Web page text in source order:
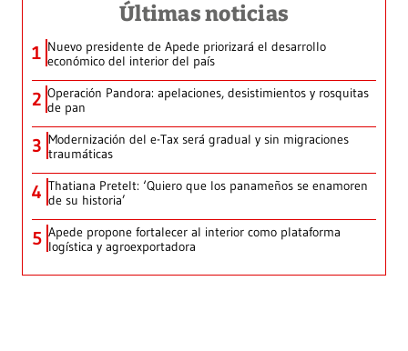
Últimas noticias
1 Nuevo presidente de Apede priorizará el desarrollo
económico del interior del país
2 Operación Pandora: apelaciones, desistimientos y rosquitas
de pan
3 Modernización del e-Tax será gradual y sin migraciones
traumáticas
4 Thatiana Pretelt: ‘Quiero que los panameños se enamoren
de su historia’
5 Apede propone fortalecer al interior como plataforma
logística y agroexportadora